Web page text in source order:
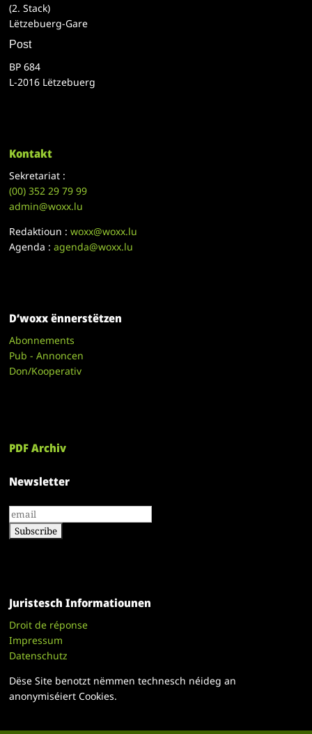
(2. Stack)
Lëtzebuerg-Gare
Post
BP 684
L-2016 Lëtzebuerg
Kontakt
Sekretariat :
(00)352 29 79 99
admin@woxx.lu
Redaktioun :woxx@woxx.lu
Agenda :agenda@woxx.lu
D’woxx ënnerstëtzen
Abonnements
Pub - Annoncen
Don/Kooperativ
PDF Archiv
Newsletter
Juristesch Informatiounen
Droit de réponse
Impressum
Datenschutz
Dëse Site benotzt nëmmen technesch néideg an
anonymiséiert Cookies.